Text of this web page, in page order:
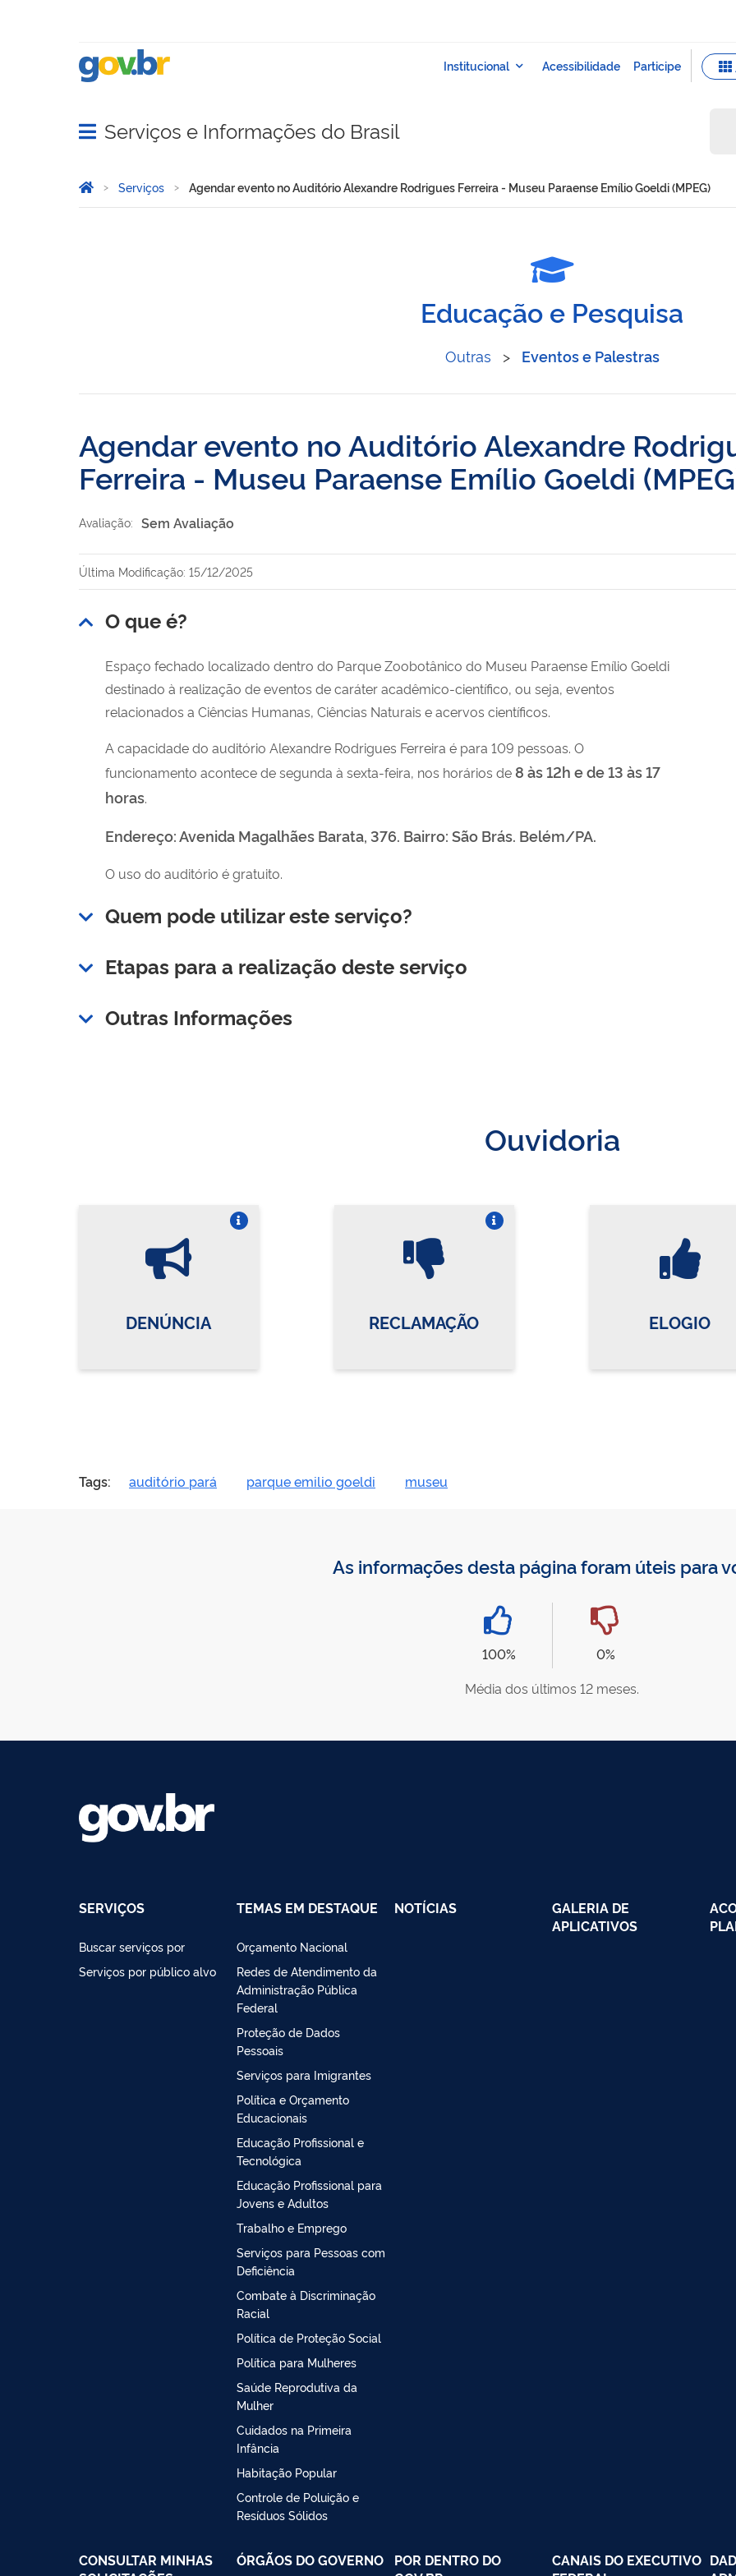
Abrir menu principal de navegação
Serviços e Informações do Brasil
Você está aqui:
Página Inicial
Serviços Agendar evento no Auditório Alexandre Rodrigues Ferreira - Museu Paraense Emílio Goeldi (MPEG)
Educação e Pesquisa
Outras > Eventos e Palestras
Agendar evento no Auditório Alexandre
Ferreira - Museu Paraense Emílio Goeldi
Avaliação: Sem Avaliação
Última Modificação: 15/12/2025
O que é?
Espaço fechado localizado dentro do Parque Zoobotânico do Museu Paraense Emílio Goeldi
destinado à realização de eventos de caráter acadêmico-científico, ou seja, eventos
relacionados a Ciências Humanas, Ciências Naturais e acervos científicos.
A capacidade do auditório Alexandre Rodrigues Ferreira é para 109 pessoas. O
funcionamento acontece de segunda à sexta-feira, nos horários de 8 às 12h e de 13 às 17
horas.
Endereço: Avenida Magalhães Barata, 376. Bairro: São Brás. Belém/PA.
O uso do auditório é gratuito.
Quem pode utilizar este serviço?
Etapas para a realização deste serviço
Outras Informações
Ouvidoria
DENÚNCIA RECLAMAÇÃO ELOGIO
Tags: auditório pará parque emilio goeldi museu
As informações desta página foram úteis para
100%
0%
Média dos últimos 12 meses.
SERVIÇOS
Buscar serviços por
Serviços por público alvo
TEMAS EM DESTAQUE
Orçamento Nacional
Redes de Atendimento da
Administração Pública
Federal
Proteção de Dados
Pessoais
Serviços para Imigrantes
Política e Orçamento
Educacionais
Educação Profissional e
Tecnológica
Educação Profissional para
Jovens e Adultos
Trabalho e Emprego
Serviços para Pessoas com
Deficiência
Combate à Discriminação
Racial
Política de Proteção Social
Política para Mulheres
Saúde Reprodutiva da
Mulher
Cuidados na Primeira
Infância
Habitação Popular
Controle de Poluição e
Resíduos Sólidos
NOTÍCIAS
GALERIA DE
APLICATIVOS
CONSULTAR MINHAS
ÓRGÃOS DO GOVERNO
POR DENTRO DO
CANAIS DO EXECUTIVO